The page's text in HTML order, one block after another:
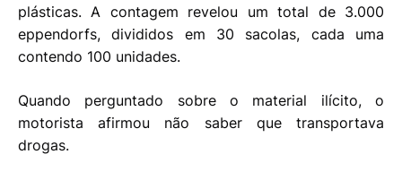
plásticas. A contagem revelou um total de 3.000
eppendorfs, divididos em 30 sacolas, cada uma
contendo 100 unidades.
Quando perguntado sobre o material ilícito, o
motorista afirmou não saber que transportava
drogas.